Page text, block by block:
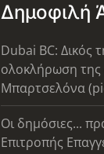
Δημοφιλή
Dubai BC: Δικός
ολοκλήρωση της
Μπαρτσελόνα
Οι δημόσιες...
Επιτροπής